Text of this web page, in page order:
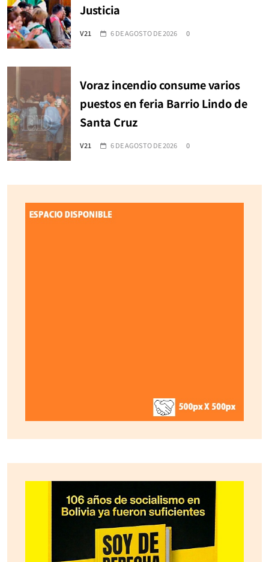
Justicia
V21 6 DE AGOSTO DE 2026 0
Voraz incendio consume varios
puestos en feria Barrio Lindo de
Santa Cruz
V21 6 DE AGOSTO DE 2026 0